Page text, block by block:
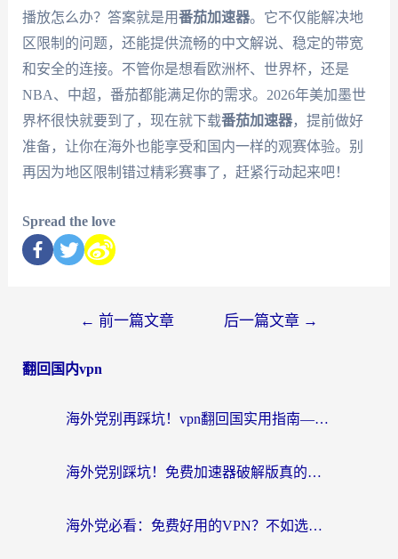
播放怎么办？答案就是用番茄加速器。它不仅能解决地
区限制的问题，还能提供流畅的中文解说、稳定的带宽
和安全的连接。不管你是想看欧洲杯、世界杯，还是
NBA、中超，番茄都能满足你的需求。2026年美加墨世
界杯很快就要到了，现在就下载番茄加速器，提前做好
准备，让你在海外也能享受和国内一样的观赛体验。别
再因为地区限制错过精彩赛事了，赶紧行动起来吧！
Spread the love
← 前一篇文章 后一篇文章 →
翻回国内vpn
海外党别再踩坑！vpn翻回国实用指南——选对加速器，国内资源无缝用
海外党别踩坑！免费加速器破解版真的能用？教你无缝访问国内资源的正确姿势
海外党必看：免费好用的VPN？不如选对转国内加速器实现无缝追剧